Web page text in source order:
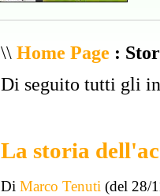
\\ Home Page :
Di seguito tutti gli
La storia
Di Marco Tenuti (del 28/